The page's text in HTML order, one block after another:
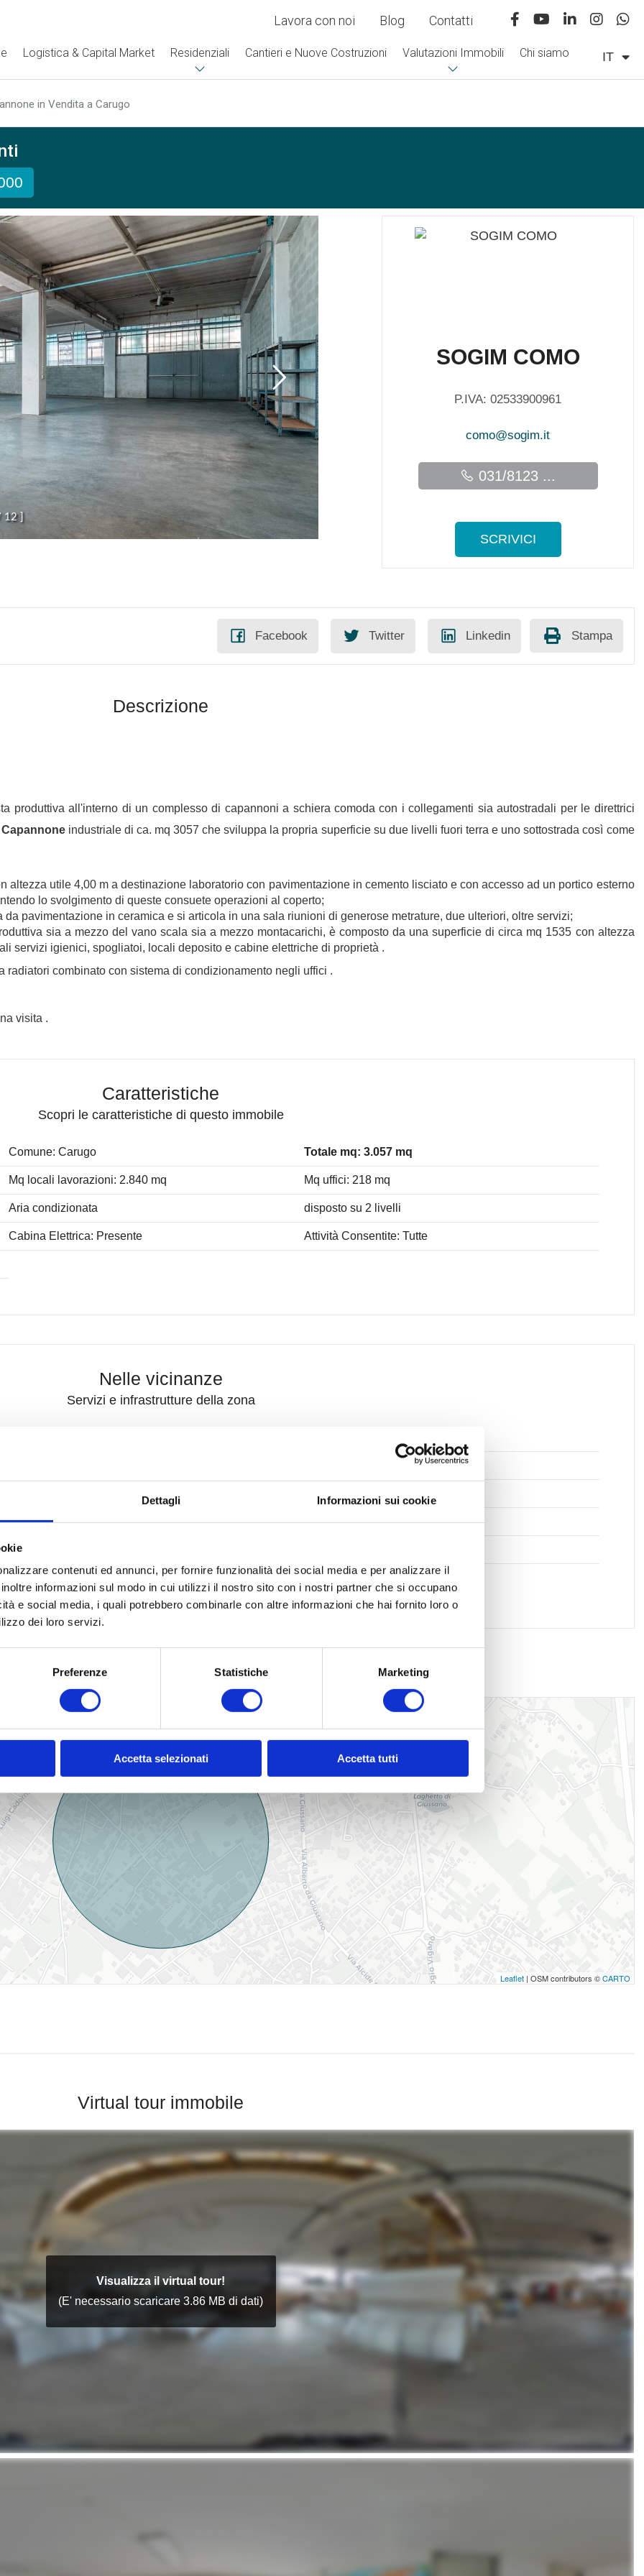
Dettagli Informazioni sui cookie
contenuti ed annunci, per fornire funzionalità dei social media e per analizzare il
informazioni sul modo in cui utilizzi il nostro sito con i nostri partner che si occupano
e social media, i quali potrebbero combinarle con altre informazioni che hai fornito loro o
dei loro servizi.
Preferenze Statistiche Marketing
Accetta selezionati Accetta tutti
Lavora con noi Blog Contatti
IT
Logistica & Capital Market Residenziali Cantieri e Nuove Costruzioni Valutazioni Immobili Chi siamo
in Vendita a Carugo
12
SOGIM COMO
P.IVA: 02533900961
como@sogim.it
031/8123 ...
SCRIVICI
Stampa
Facebook Twitter Linkedin
Descrizione
produttiva all'interno di un complesso di capannoni a schiera comoda con i collegamenti sia autostradali per le direttrici
Capannoneindustriale di ca. mq 3057 che sviluppa la propria superficie su due livelli fuori terra e uno sottostrada così come
altezza utile 4,00 m a destinazione laboratorio con pavimentazione in cemento lisciato e con accesso ad un portico esterno
lo svolgimento di queste consuete operazioni al coperto;
pavimentazione in ceramica e si articola in una sala riunioni di generose metrature, due ulteriori, oltre servizi;
sia a mezzo del vano scala sia a mezzo montacarichi, è composto da una superficie di circa mq 1535 con altezza
servizi igienici, spogliatoi, locali deposito e cabine elettriche di proprietà .
combinato con sistema di condizionamento negli uffici .
visita .
Caratteristiche
Scopri le caratteristiche di questo immobile
Comune: Carugo Totale mq: 3.057 mq
Mq locali lavorazioni: 2.840 mq Mq uffici: 218 mq
Aria condizionata disposto su 2 livelli
Cabina Elettrica: Presente Attività Consentite: Tutte
Nelle vicinanze
Servizi e infrastrutture della zona
Trasporti Pubblici
Scuole Elementari Scuole Medie
Bar
Uffici comunali
Ubicazione immobile
Leaflet| OSM contributors ©CARTO
Virtual tour immobile